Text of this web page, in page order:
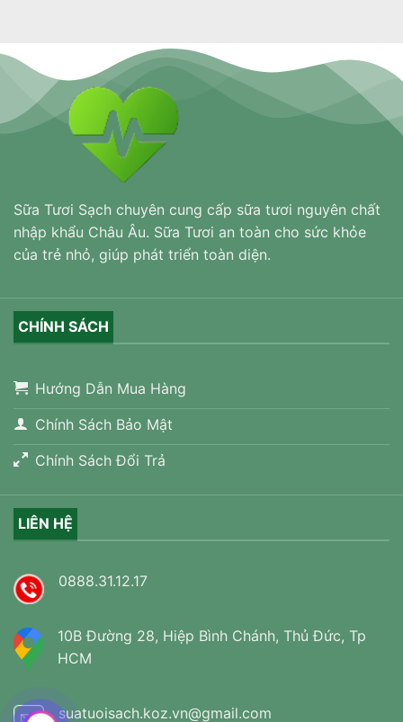
Sữa Tươi Sạch chuyên cung cấp sữa tươi nguyên chất
nhập khẩu Châu Âu. Sữa Tươi an toàn cho sức khỏe
của trẻ nhỏ, giúp phát triển toàn diện.
CHÍNH SÁCH
Hướng Dẫn Mua Hàng
Chính Sách Bảo Mật
Chính Sách Đổi Trả
LIÊN HỆ
0888.31.12.17
10B Đường 28, Hiệp Bình Chánh, Thủ Đức, Tp
HCM
suatuoisach.koz.vn@gmail.com